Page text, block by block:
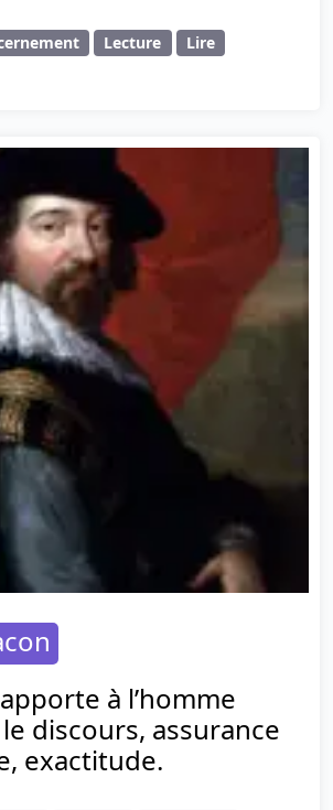
Lecture
Lire
à l’homme
discours, assurance
exactitude.